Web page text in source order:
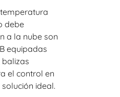
debe
a la nube son
equipadas
el control en
ideal.